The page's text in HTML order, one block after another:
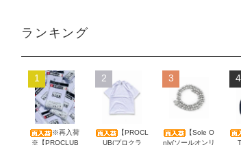
ランキング
1
※再入荷
※【PROCLUB
2
【PROCL
UB(プロクラ
3
【Sole O
nly(ソールオンリ
4